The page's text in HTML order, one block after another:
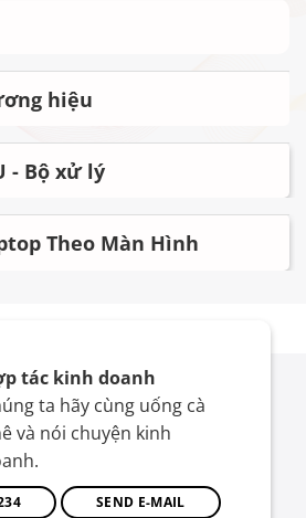
hiệu
- Bộ xử lý
Theo Màn Hình
tác kinh doanh
ta hãy cùng uống cà
và nói chuyện kinh
SEND E-MAIL